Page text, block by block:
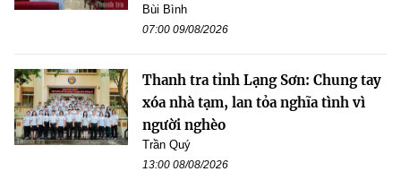
Bùi Bình
07:00 09/08/2026
Thanh tra tỉnh Lạng Sơn: Chung tay
xóa nhà tạm, lan tỏa nghĩa tình vì
người nghèo
Trần Quý
13:00 08/08/2026